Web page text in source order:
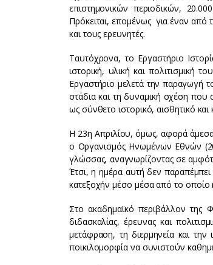
επιστημονικών περιοδικών,
Πρόκειται, επομένως για έναν από
και τους ερευνητές.
Ταυτόχρονα, το Εργαστήριο
ιστορική, υλική και πολιτισμική
Εργαστήριο μελετά την παραγωγή
στάδια και τη δυναμική σχέση
ως σύνθετο ιστορικό, αισθητικό
Η 23η Απριλίου, όμως, αφορά
ο Οργανισμός Ηνωμένων Εθνών
γλώσσας, αναγνωρίζοντας σε
Έτσι, η ημέρα αυτή δεν
κατεξοχήν μέσο μέσα από το οποίο
Στο ακαδημαϊκό περιβάλλον της
διδασκαλίας, έρευνας και
μετάφραση, τη διερμηνεία και
ποικιλομορφία να συνιστούν